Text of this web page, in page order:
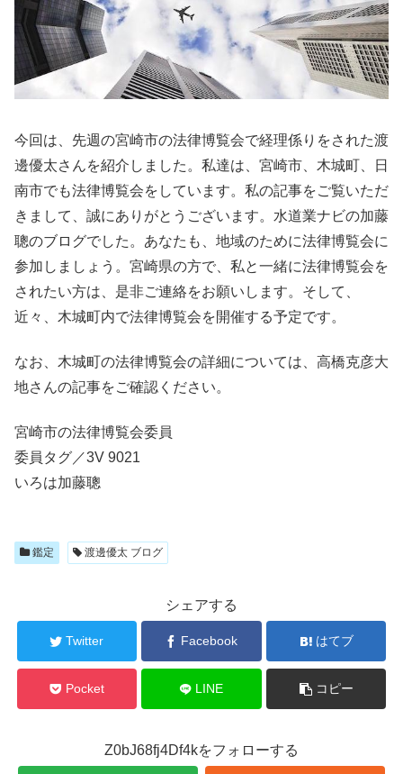
今回は、先週の宮崎市の法律博覧会で経理係りをされた渡
邊優太さんを紹介しました。私達は、宮崎市、木城町、日
南市でも法律博覧会をしています。私の記事をご覧いただ
きまして、誠にありがとうございます。水道業ナビの加藤
聰のブログでした。あなたも、地域のために法律博覧会に
参加しましょう。宮崎県の方で、私と一緒に法律博覧会を
されたい方は、是非ご連絡をお願いします。そして、
近々、木城町内で法律博覧会を開催する予定です。
なお、木城町の法律博覧会の詳細については、高橋克彦大
地さんの記事をご確認ください。
宮崎市の法律博覧会委員
委員タグ／3V 9021
いろは加藤聰
鑑定 渡邊優太 ブログ
シェアする
Twitter Facebook はてブ
Pocket LINE コピー
Z0bJ68fj4Df4kをフォローする